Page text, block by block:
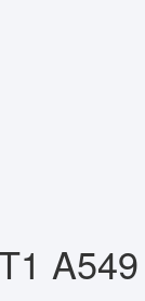
A549